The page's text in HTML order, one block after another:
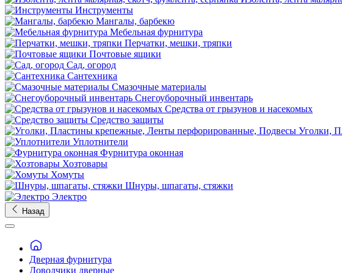
Инструменты
Мангалы, барбекю
Мебельная фурнитура
Перчатки, мешки, тряпки
Почтовые ящики
Сад, огород
Сантехника
Смазочные материалы
Снегоуборочный инвентарь
Средства от грызунов и насекомых
Средство защиты
Уголки,
Уплотнители
Фурнитура оконная
Хозтовары
Хомуты
Шнуры, шпагаты, стяжки
Электро
Назад
Дверная фурнитура
Доводчики дверные